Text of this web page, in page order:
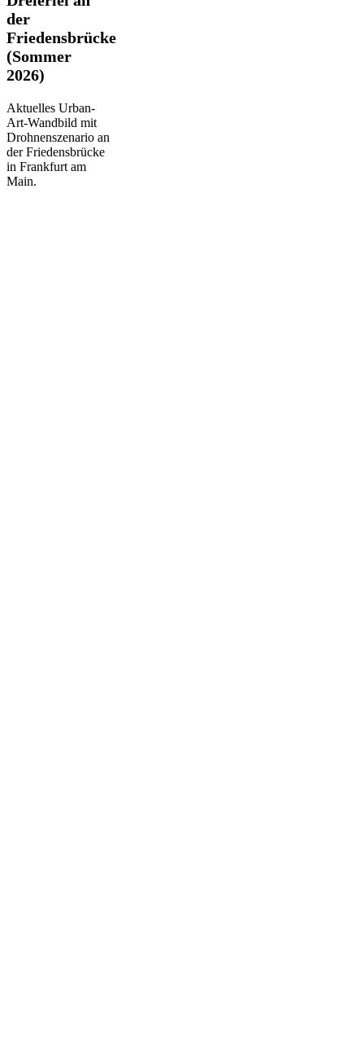
an
der
Friedensbrücke
(Sommer
2026)
der
Friedensbrücke
(Sommer
2026)
Aktuelles Urban-
Art-Wandbild mit
Drohnenszenario an
der Friedensbrücke
in Frankfurt am
Main.